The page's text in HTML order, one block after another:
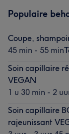
Populaire
Coupe,
45 min - 55 min
Soin capillaire
VEGAN
1 u 30 min - 2
Soin capillaire
rajeunissant